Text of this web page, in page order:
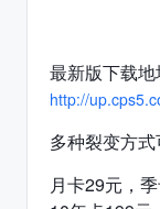
最新版下载地
http://
多种裂变方式
月卡29元，